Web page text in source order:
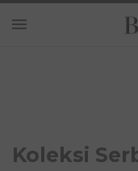
Koleksi